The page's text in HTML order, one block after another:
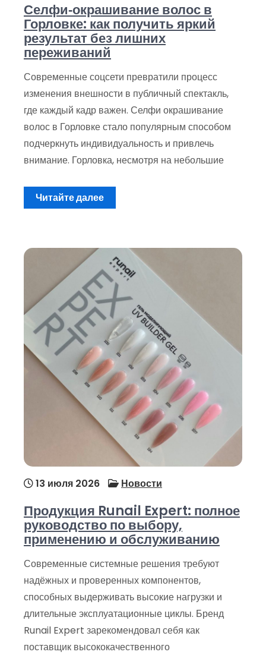
Селфи‑окрашивание волос в
Горловке: как получить яркий
результат без лишних
переживаний
Современные соцсети превратили процесс
изменения внешности в публичный спектакль,
где каждый кадр важен. Селфи окрашивание
волос в Горловке стало популярным способом
подчеркнуть индивидуальность и привлечь
внимание. Горловка, несмотря на небольшие
Читайте далее
13 июля 2026 Новости
Продукция Runail Expert: полное
руководство по выбору,
применению и обслуживанию
Современные системные решения требуют
надёжных и проверенных компонентов,
способных выдерживать высокие нагрузки и
длительные эксплуатационные циклы. Бренд
Runail Expert зарекомендовал себя как
поставщик высококачественного